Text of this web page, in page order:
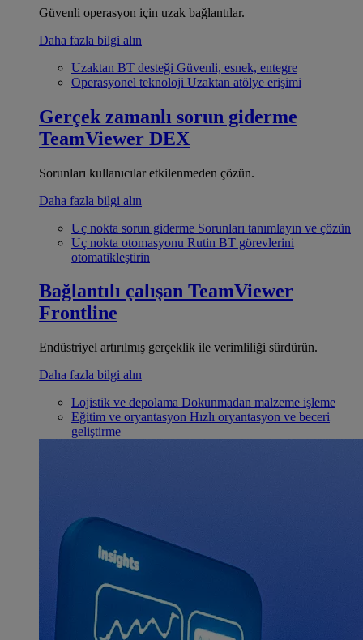
Güvenli operasyon için uzak bağlantılar.
Daha fazla bilgi alın
Uzaktan BT desteği Güvenli, esnek, entegre
Operasyonel teknoloji Uzaktan atölye erişimi
Gerçek zamanlı sorun giderme
TeamViewer DEX
Sorunları kullanıcılar etkilenmeden çözün.
Daha fazla bilgi alın
Uç nokta sorun giderme Sorunları tanımlayın ve çözün
Uç nokta otomasyonu Rutin BT görevlerini
otomatikleştirin
Bağlantılı çalışan TeamViewer
Frontline
Endüstriyel artırılmış gerçeklik ile verimliliği sürdürün.
Daha fazla bilgi alın
Lojistik ve depolama Dokunmadan malzeme işleme
Eğitim ve oryantasyon Hızlı oryantasyon ve beceri
geliştirme